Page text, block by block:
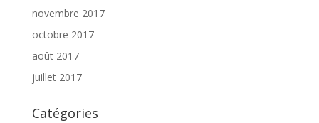
novembre 2017
octobre 2017
août 2017
juillet 2017
Catégories